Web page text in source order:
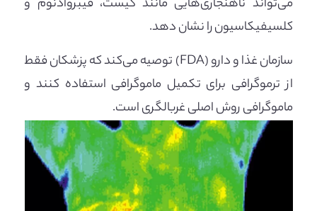
می‌تواند ناهنجاری‌هایی مانند کیست، فیبروآدنوم و
کلسیفیکاسیون را نشان دهد.
سازمان غذا و دارو (FDA) توصیه می‌کند که پزشکان فقط
از ترموگرافی برای تکمیل ماموگرافی استفاده کنند و
ماموگرافی روش اصلی غربالگری است.